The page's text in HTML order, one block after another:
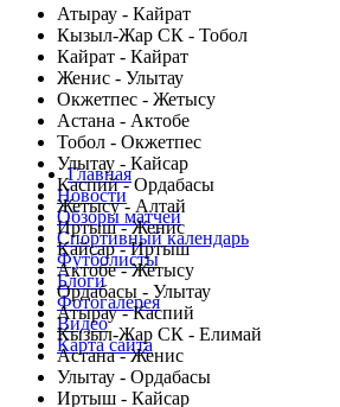
Атырау - Кайрат
Кызыл-Жар СК - Тобол
Кайрат - Кайрат
Женис - Улытау
Окжетпес - Жетысу
Астана - Актобе
Тобол - Окжетпес
Улытау - Кайсар
Каспий - Ордабасы
Жетысу - Алтай
Иртыш - Женис
Кайсар - Иртыш
Актобе - Жетысу
Ордабасы - Улытау
Атырау - Каспий
Кызыл-Жар СК - Елимай
Астана - Женис
Улытау - Ордабасы
Иртыш - Кайсар
Главная
Новости
Обзоры матчей
Спортивный календарь
Футболисты
Блоги
Фотогалерея
Видео
Карта сайта